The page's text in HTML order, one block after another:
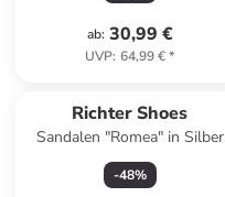
ab: 30,99 €
UVP: 64,99 €*
Richter Shoes
Sandalen "Romea" in Silber
-48%